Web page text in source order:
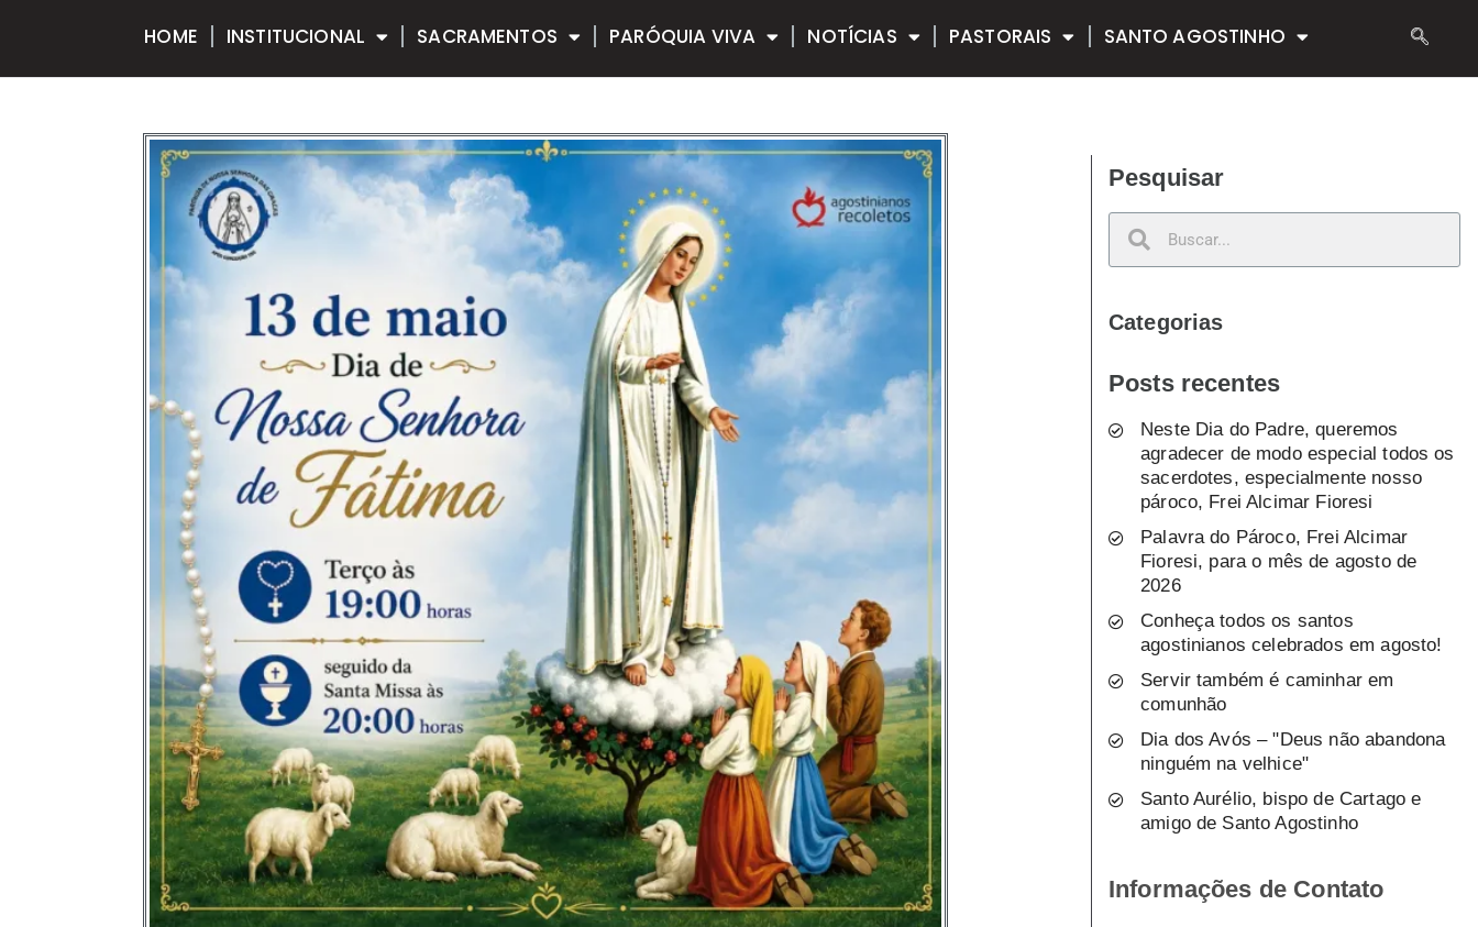
HOME INSTITUCIONAL SACRAMENTOS PARÓQUIA VIVA NOTÍCIAS PASTORAIS SANTO AGOSTINHO
Pesquisar
Categorias
Posts recentes
Neste Dia do Padre, queremos
agradecer de modo especial todos os
sacerdotes, especialmente nosso
pároco, Frei Alcimar Fioresi
Palavra do Pároco, Frei Alcimar
Fioresi, para o mês de agosto de
2026
Conheça todos os santos
agostinianos celebrados em agosto!
Servir também é caminhar em
comunhão
Dia dos Avós – "Deus não abandona
ninguém na velhice"
Santo Aurélio, bispo de Cartago e
amigo de Santo Agostinho
Informações de Contato